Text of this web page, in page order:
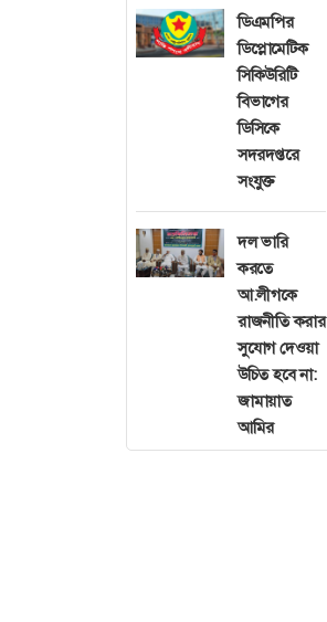
ডিএমপির
ডিপ্লোমেটিক
সিকিউরিটি
বিভাগের
ডিসিকে
সদরদপ্তরে
সংযুক্ত
দল ভারি
করতে
আ.লীগকে
রাজনীতি করার
সুযোগ দেওয়া
উচিত হবে না:
জামায়াত
আমির